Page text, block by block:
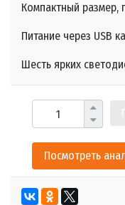
Компактный размер,
Питание через USB
Шесть ярких
Посмотреть